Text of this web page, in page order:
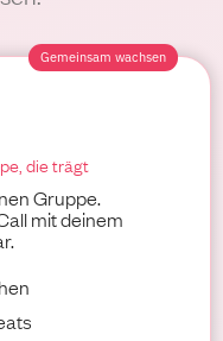
Gemeinsam wachsen
die trägt
Gruppe.
mit deinem